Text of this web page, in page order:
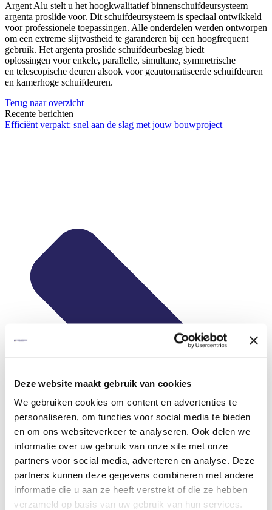
Deze website maakt gebruik van cookies
We gebruiken cookies om content en advertenties te
personaliseren, om functies voor social media te bieden
en om ons websiteverkeer te analyseren. Ook delen we
informatie over uw gebruik van onze site met onze
partners voor social media, adverteren en analyse. Deze
partners kunnen deze gegevens combineren met andere
informatie die u aan ze heeft verstrekt of die ze hebben
verzameld op basis van uw gebruik van hun services.
Argent Alu stelt u het hoogkwalitatief binnenschuifdeursysteem
argenta proslide voor. Dit schuifdeursysteem is speciaal ontwikkeld
voor professionele toepassingen. Alle onderdelen werden ontworpen
om een extreme slijtvastheid te garanderen bij een hoogfrequent
gebruik. Het argenta proslide schuifdeurbeslag biedt
oplossingen voor enkele, parallelle, simultane, symmetrische
en telescopische deuren alsook voor geautomatiseerde schuifdeuren
en kamerhoge schuifdeuren.
Terug naar overzicht
Recente berichten
Efficiënt verpakt: snel aan de slag met jouw bouwproject